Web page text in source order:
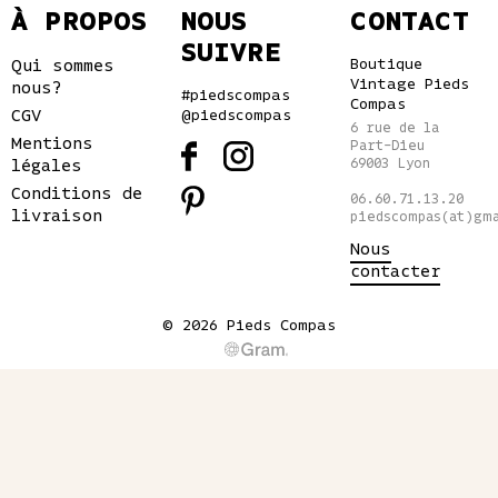
150€.
À PROPOS
Qui sommes
nous?
CGV
Mentions
légales
Conditions de
livraison
NOUS
SUIVRE
#piedscompas
@piedscompas
CONTACT
Boutique
Vintage Pieds
Compas
6 rue de la
Part-Dieu
69003 Lyon
06.60.71.13.20
Nous
contacter
© 2026 Pieds Compas